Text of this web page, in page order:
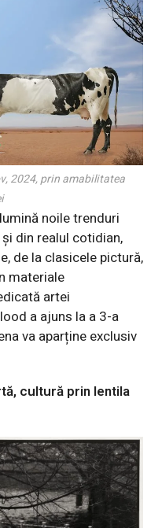
2024, prin amabilitatea
noile trenduri
din realul cotidian,
de la clasicele pictură,
materiale
artei
a ajuns la a 3-a
va aparține exclusiv
cultură prin lentila